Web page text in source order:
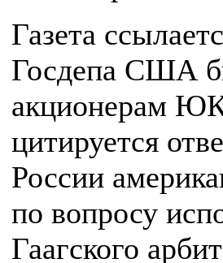
Газета
Госдепа США
акционерам
цитируется
России
по вопросу
Гаагского